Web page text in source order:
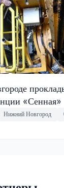
«Сенная»
Нижний Новгород